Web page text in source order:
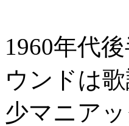
1960年代
ウンドは
少マニア